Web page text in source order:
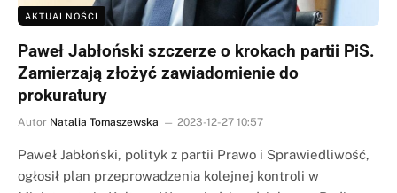
AKTUALNOŚCI
Paweł Jabłoński szczerze o krokach partii PiS.
Zamierzają złożyć zawiadomienie do
prokuratury
Autor Natalia Tomaszewska 2023-12-27 10:57
Paweł Jabłoński, polityk z partii Prawo i Sprawiedliwość,
ogłosił plan przeprowadzenia kolejnej kontroli w